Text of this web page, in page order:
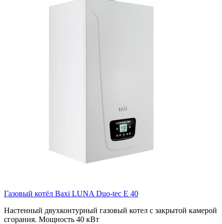
Газовый котёл Baxi LUNA Duo-tec E 40
Настенный двухконтурный газовый котел с закрытой камерой
сгорания. Мощность 40 кВт